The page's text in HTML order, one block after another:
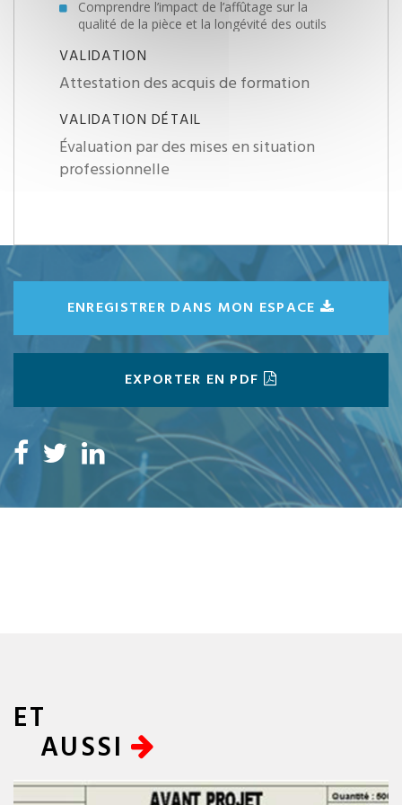
Comprendre l’impact de l’affûtage sur la
qualité de la pièce et la longévité des outils
VALIDATION
Attestation des acquis de formation
VALIDATION DÉTAIL
Évaluation par des mises en situation
professionnelle
ENREGISTRER DANS MON ESPACE
EXPORTER EN PDF
ET
AUSSI